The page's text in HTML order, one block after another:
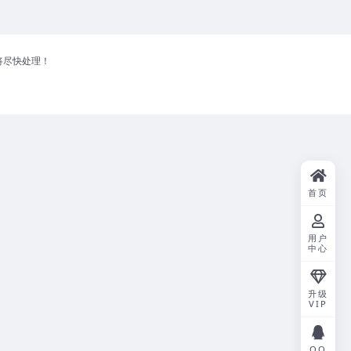
快处理！
首页
用户
中心
升级
VIP